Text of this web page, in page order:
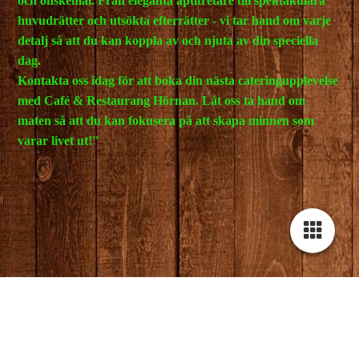
huvudrätter och utsökta efterrätter - vi tar hand om varje
detalj så att du kan koppla av och njuta av din speciella
dag.
Kontakta oss idag för att boka din nästa cateringupplevelse
med Café & Restaurang Hörnan. Låt oss ta hand om
maten så att du kan fokusera på att skapa minnen som
varar livet ut!"